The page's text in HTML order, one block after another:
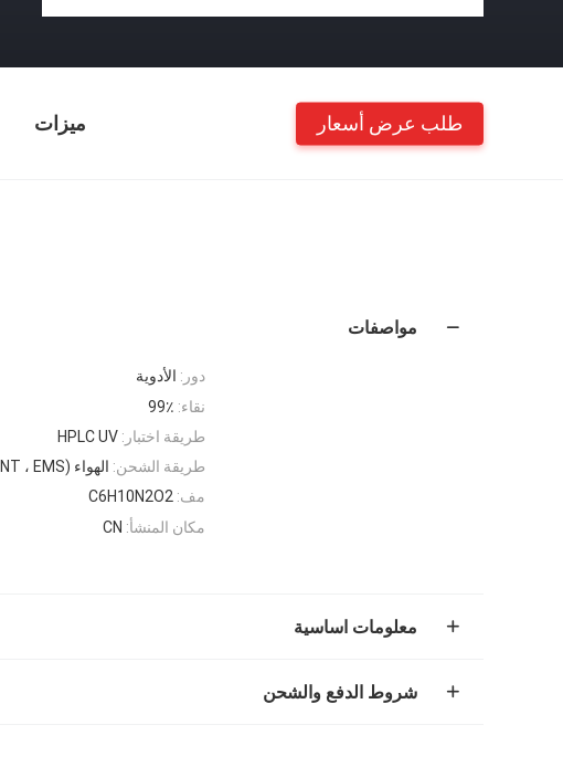
ميزات طلب عرض أسعار
مواصفات
دور: الأدوية
نقاء: 99٪
طريقة اختبار: HPLC UV
طريقة الشحن: الهواء (UPS ، FedEx ، TNT ، EMS) أو البحر
مف: C6H10N2O2
مكان المنشأ: CN
معلومات اساسية
شروط الدفع والشحن